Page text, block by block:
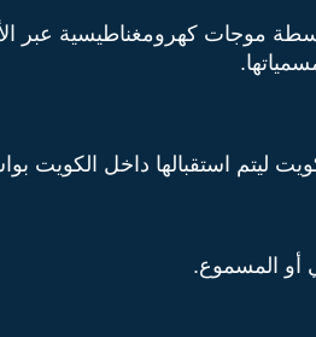
موجات كهرومغناطيسية عبر
ليتم استقبالها داخل الكويت
أو المسموع.